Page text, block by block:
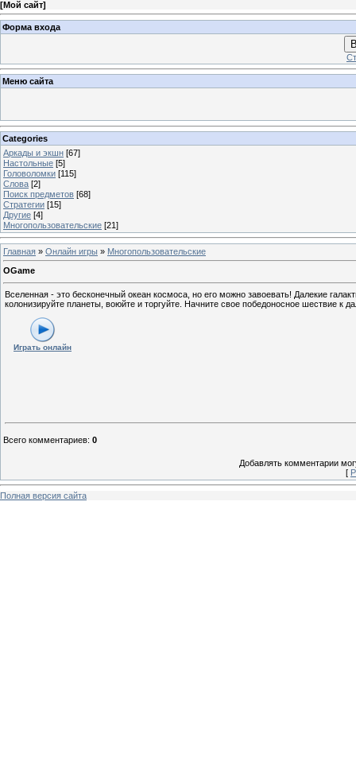
[Мой сайт]
Форма входа
Меню сайта
Categories
Аркады и экшн [67]
Настольные [5]
Головоломки [115]
Слова [2]
Поиск предметов [68]
Стратегии [15]
Другие [4]
Многопользовательские [21]
Главная » Онлайн игры » Многопользовательские
OGame
Вселенная - это бесконечный океан космоса, но его можно завоевать! Далекие
колонизируйте планеты, воюйте и торгуйте. Начните свое победоносное шествие к
Играть онлайн
Всего комментариев: 0
Добавлять комментарии
[
Полная версия сайта